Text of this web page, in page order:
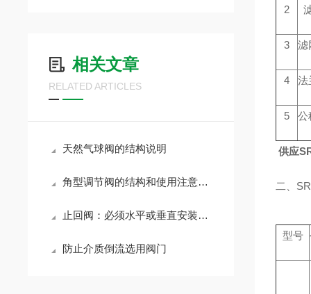
相关文章
RELATED ARTICLES
天然气球阀的结构说明
角型调节阀的结构和使用注意事项
止回阀：必须水平或垂直安装吗？
防止介质倒流选用阀门
2
3 滤
4 法
5 公
供应
二、
型号